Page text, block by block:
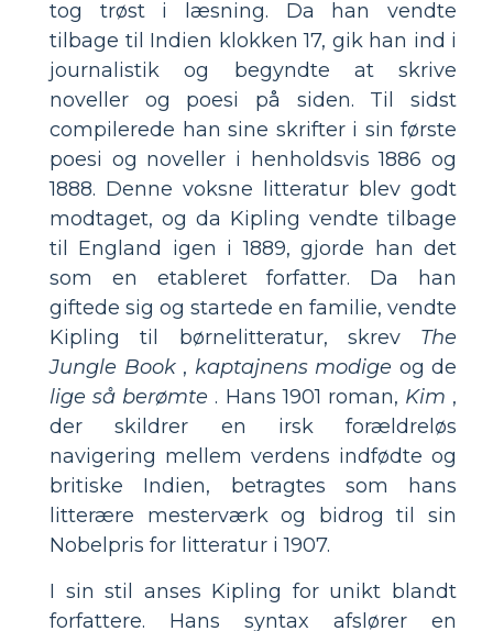
tog trøst i læsning. Da han vendte
tilbage til Indien klokken 17, gik han ind i
journalistik og begyndte at skrive
noveller og poesi på siden. Til sidst
compilerede han sine skrifter i sin første
poesi og noveller i henholdsvis 1886 og
1888. Denne voksne litteratur blev godt
modtaget, og da Kipling vendte tilbage
til England igen i 1889, gjorde han det
som en etableret forfatter. Da han
giftede sig og startede en familie, vendte
Kipling til børnelitteratur, skrev The
Jungle Book, kaptajnens modige og de
lige så berømte . Hans 1901 roman, Kim ,
der skildrer en irsk forældreløs
navigering mellem verdens indfødte og
britiske Indien, betragtes som hans
litterære mesterværk og bidrog til sin
Nobelpris for litteratur i 1907.
I sin stil anses Kipling for unikt blandt
forfattere. Hans syntax afslører en